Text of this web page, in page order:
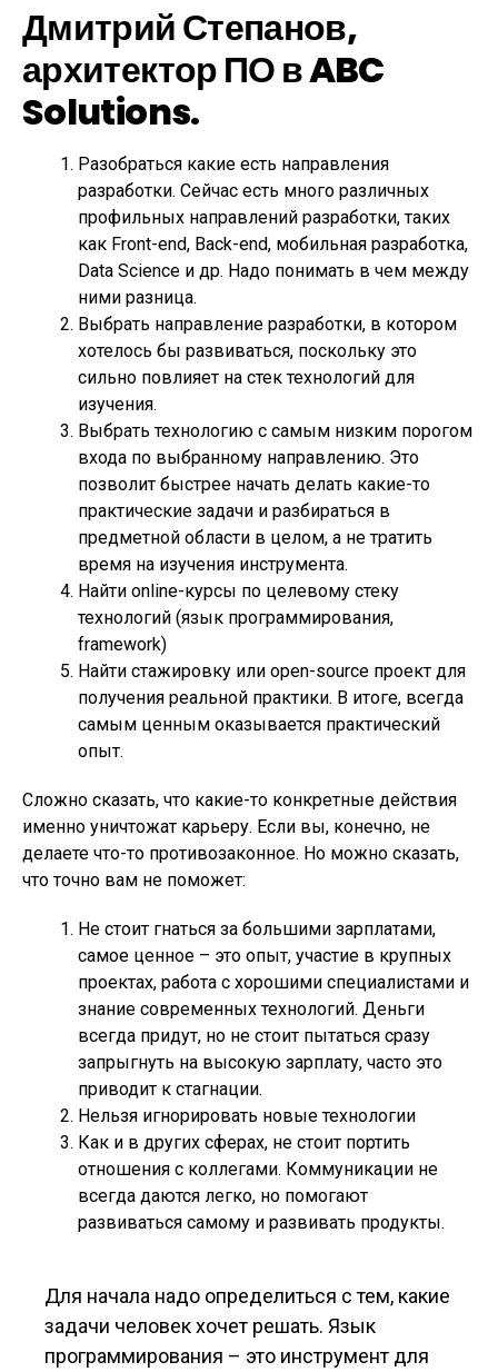
Дмитрий Степанов,
архитектор ПО в ABC
Solutions.
Разобраться какие есть направления
разработки. Сейчас есть много различных
профильных направлений разработки, таких
как Front-end, Back-end, мобильная разработка,
Data Science и др. Надо понимать в чем между
ними разница.
Выбрать направление разработки, в котором
хотелось бы развиваться, поскольку это
сильно повлияет на стек технологий для
изучения.
Выбрать технологию с самым низким порогом
входа по выбранному направлению. Это
позволит быстрее начать делать какие-то
практические задачи и разбираться в
предметной области в целом, а не тратить
время на изучения инструмента.
Найти online-курсы по целевому стеку
технологий (язык программирования,
framework)
Найти стажировку или open-source проект для
получения реальной практики. В итоге, всегда
самым ценным оказывается практический
опыт.
Сложно сказать, что какие-то конкретные действия
именно уничтожат карьеру. Если вы, конечно, не
делаете что-то противозаконное. Но можно сказать,
что точно вам не поможет:
Не стоит гнаться за большими зарплатами,
самое ценное – это опыт, участие в крупных
проектах, работа с хорошими специалистами и
знание современных технологий. Деньги
всегда придут, но не стоит пытаться сразу
запрыгнуть на высокую зарплату, часто это
приводит к стагнации.
Нельзя игнорировать новые технологии
Как и в других сферах, не стоит портить
отношения с коллегами. Коммуникации не
всегда даются легко, но помогают
развиваться самому и развивать продукты.
Для начала надо определиться с тем, какие
задачи человек хочет решать. Язык
программирования – это инструмент для